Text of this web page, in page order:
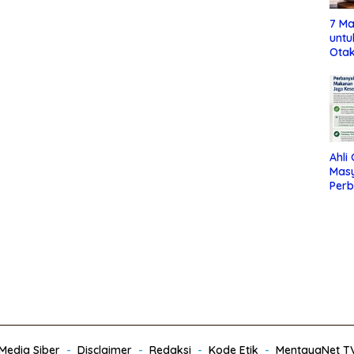
7
Ahli
Siber Disclaimer Redaksi Kode Etik MentayaNet